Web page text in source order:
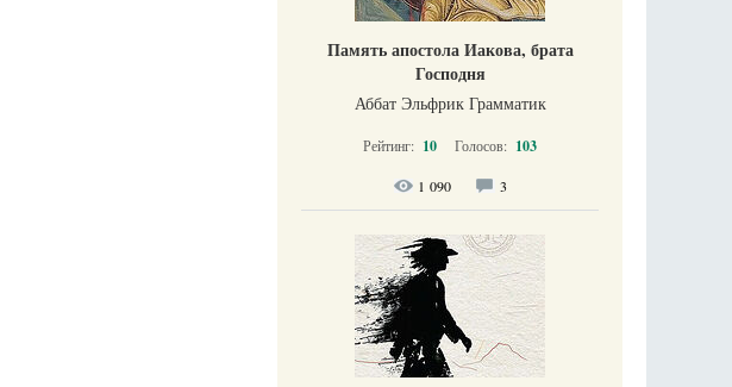
Память апостола Иакова, брата
Господня
Аббат Эльфрик Грамматик
Рейтинг: 10 Голосов: 103
1 090 3